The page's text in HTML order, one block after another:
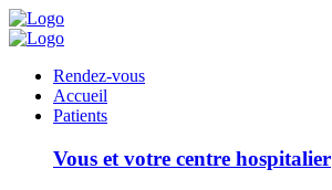
Rendez-vous
Accueil
Patients
Vous et votre centre hospitalier
Panneau de gestion des cookies